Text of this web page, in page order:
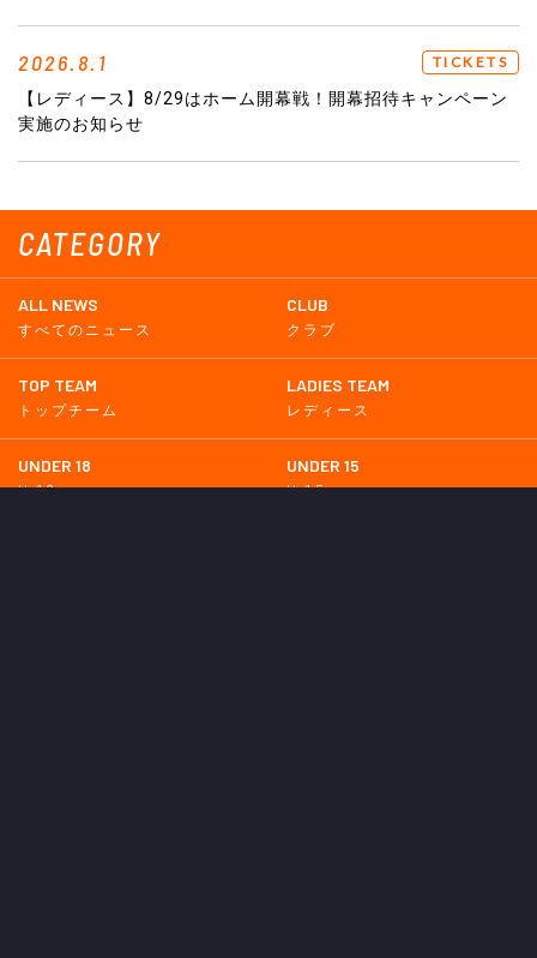
CATEGORY
ALL NEWS
すべてのニュース
CLUB
クラブ
TOP TEAM
トップチーム
LADIES TEAM
レディース
UNDER 18
U-18
UNDER 15
U-15
2026.8.1 TICKETS
【レディース】8/29はホーム開幕戦！開幕招待キャンペーン
実施のお知らせ